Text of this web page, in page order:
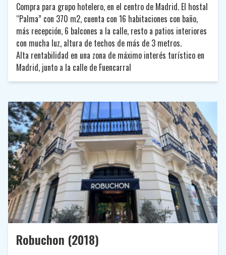
Compra para grupo hotelero, en el centro de Madrid. El hostal
“Palma” con 370 m2, cuenta con 16 habitaciones con baño,
más recepción, 6 balcones a la calle, resto a patios interiores
con mucha luz, altura de techos de más de 3 metros.
Alta rentabilidad en una zona de máximo interés turístico en
Madrid, junto a la calle de Fuencarral
Robuchon (2018)